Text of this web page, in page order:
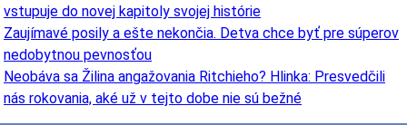
vstupuje do novej kapitoly svojej histórie
Zaujímavé posily a ešte nekončia. Detva chce byť pre súperov
nedobytnou pevnosťou
Neobáva sa Žilina angažovania Ritchieho? Hlinka: Presvedčili
nás rokovania, aké už v tejto dobe nie sú bežné